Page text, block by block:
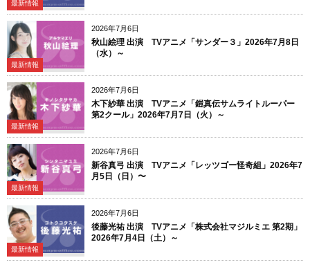
最新情報
2026年7月6日
最新情報
秋山絵理 出演 TVアニメ「サンダー３」2026年7月8日
（水）～
2026年7月6日
最新情報
木下紗華 出演 TVアニメ「鎧真伝サムライトルーパー
第2クール」2026年7月7日（火）～
2026年7月6日
最新情報
新谷真弓 出演 TVアニメ「レッツゴー怪奇組」2026年7
月5日（日）〜
2026年7月6日
最新情報
後藤光祐 出演 TVアニメ「株式会社マジルミエ 第2期」
2026年7月4日（土）～